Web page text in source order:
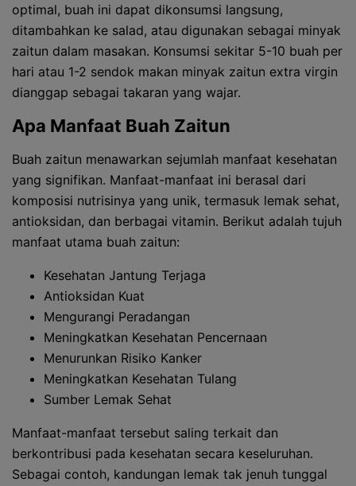
optimal, buah ini dapat dikonsumsi langsung,
ditambahkan ke salad, atau digunakan sebagai minyak
zaitun dalam masakan. Konsumsi sekitar 5-10 buah per
hari atau 1-2 sendok makan minyak zaitun extra virgin
dianggap sebagai takaran yang wajar.
Apa Manfaat Buah Zaitun
Buah zaitun menawarkan sejumlah manfaat kesehatan
yang signifikan. Manfaat-manfaat ini berasal dari
komposisi nutrisinya yang unik, termasuk lemak sehat,
antioksidan, dan berbagai vitamin. Berikut adalah tujuh
manfaat utama buah zaitun:
Kesehatan Jantung Terjaga
Antioksidan Kuat
Mengurangi Peradangan
Meningkatkan Kesehatan Pencernaan
Menurunkan Risiko Kanker
Meningkatkan Kesehatan Tulang
Sumber Lemak Sehat
Manfaat-manfaat tersebut saling terkait dan
berkontribusi pada kesehatan secara keseluruhan.
Sebagai contoh, kandungan lemak tak jenuh tunggal